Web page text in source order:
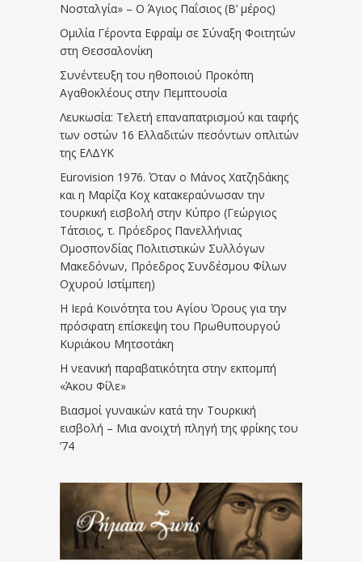
Νοσταλγία» – Ο Άγιος Παΐσιος (Β’ μέρος)
Ομιλία Γέροντα Εφραίμ σε Σύναξη Φοιτητών
στη Θεσσαλονίκη
Συνέντευξη του ηθοποιού Προκόπη
Αγαθοκλέους στην Πεμπτουσία
Λευκωσία: Τελετή επαναπατρισμού και ταφής
των οστών 16 Ελλαδιτών πεσόντων οπλιτών
της ΕΛΔΥΚ
Eurovision 1976. Όταν ο Μάνος Χατζηδάκης
και η Μαρίζα Κοχ κατακεραύνωσαν την
τουρκική εισβολή στην Κύπρο (Γεώργιος
Τάτσιος, τ. Πρόεδρος Πανελλήνιας
Ομοσπονδίας Πολιτιστικών Συλλόγων
Μακεδόνων, Πρόεδρος Συνδέσμου Φίλων
Οχυρού Ιστίμπεη)
Η Ιερά Κοινότητα του Αγίου Όρους για την
πρόσφατη επίσκεψη του Πρωθυπουργού
Κυριάκου Μητσοτάκη
Η νεανική παραβατικότητα στην εκπομπή
«Άκου Φίλε»
Βιασμοί γυναικών κατά την Τουρκική
εισβολή – Μια ανοιχτή πληγή της φρίκης του
’74